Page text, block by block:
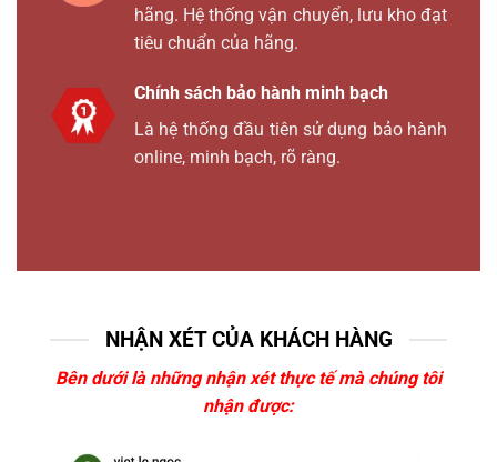
hãng. Hệ thống vận chuyển, lưu kho đạt
tiêu chuẩn của hãng.
Chính sách bảo hành minh bạch
Là hệ thống đầu tiên sử dụng bảo hành
online, minh bạch, rõ ràng.
NHẬN XÉT CỦA KHÁCH HÀNG
Bên dưới là những nhận xét thực tế mà chúng tôi
nhận được: